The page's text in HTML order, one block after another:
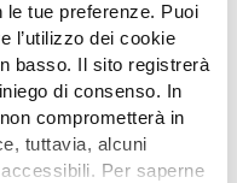
tue preferenze. Puoi
l’utilizzo dei cookie
basso. Il sito registrerà
di consenso. In
comprometterà in
tuttavia, alcuni
Per saperne